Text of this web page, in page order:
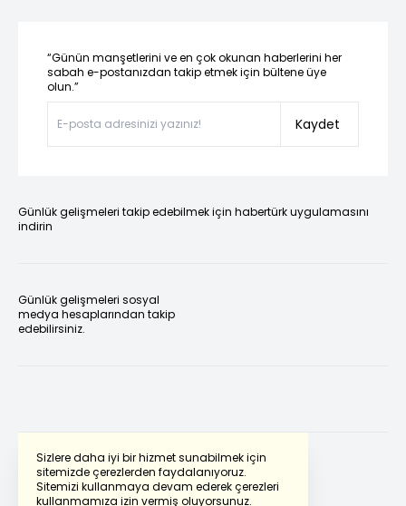
Sizlere daha iyi bir hizmet sunabilmek için
sitemizde çerezlerden faydalanıyoruz.
Sitemizi kullanmaya devam ederek çerezleri
kullanmamıza izin vermiş oluyorsunuz.
“Günün manşetlerini ve en çok okunan haberlerini her
sabah e-postanızdan takip etmek için bültene üye
olun.”
Kaydet
Günlük gelişmeleri takip edebilmek için habertürk uygulamasını
indirin
Günlük gelişmeleri sosyal
medya hesaplarından takip
edebilirsiniz.
Powered by Translate